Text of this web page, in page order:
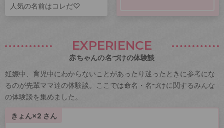
人気の名前はコレだ♡
EXPERIENCE
赤ちゃんの名づけの体験談
妊娠中、育児中にわからないことがあったり迷ったときに参考にな
るのが先輩ママ達の体験談。ここでは命名・名づけに関するみんな
の体験談を集めました。
きょん×2 さん